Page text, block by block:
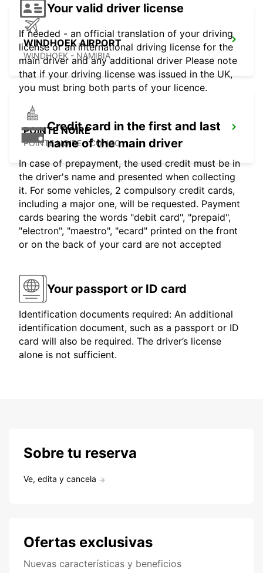
WINDHOEK AIRPORT
WINDHOEK - NAMIBIA
POINTE NOIRE
POINTE NOIRE - CONGO
Your valid driver license
If needed - an official translation of your driving
license or an international driving license for the
main driver and any additional driver Please note
that if your driving license was issued in the UK,
you must bring both parts of your licence.
Credit card in the first and last
name of the main driver
In case of prepayment, the used credit must be in
the driver's name and presented when collecting
it. For some vehicles, 2 compulsory credit cards,
including a major one, will be requested. Payment
cards bearing the words "debit card", "prepaid",
"electron", "maestro", "ecard" printed on the front
or on the back of your card are not accepted
Your passport or ID card
Identification documents required: An additional
identification document, such as a passport or ID
card will also be required. The driver’s license
alone is not sufficient.
Sobre tu reserva
Ve, edita y cancela
Ofertas exclusivas
Nuevas características y beneficios